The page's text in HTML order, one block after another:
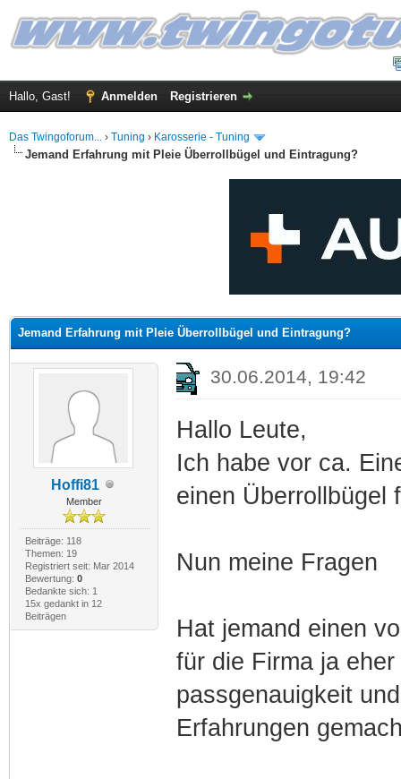
Hallo, Gast! Anmelden Registrieren
Das Twingoforum... › Tuning › Karosserie - Tuning
Jemand Erfahrung mit Pleie Überrollbügel und Eintragung?
Jemand Erfahrung mit Pleie Überrollbügel und Eintragung?
Hoffi81
Member
Beiträge: 118
Themen: 19
Registriert seit: Mar 2014
Bewertung: 0
Bedankte sich: 1
15x gedankt in 12
Beiträgen
30.06.2014, 19:42
Hallo Leute,
Ich habe vor ca.
einen Überrollbügel
Nun meine Fragen
Hat jemand einen
für die Firma ja
passgenauigkeit
Erfahrungen